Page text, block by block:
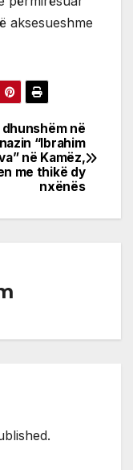
aksesueshme
në
“Ibrahim
në Kamëz,
me thikë dy
nxënës